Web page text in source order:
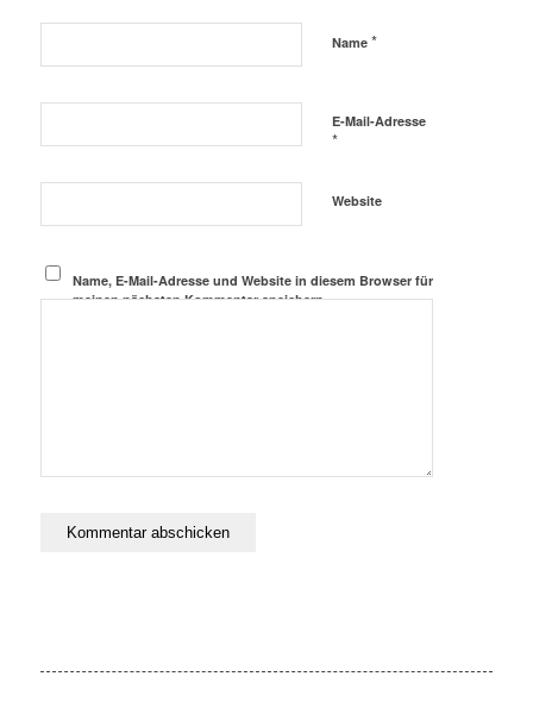
Name *
E-Mail-Adresse
*
Website
Name, E-Mail-Adresse und Website in diesem Browser für
meinen nächsten Kommentar speichern.